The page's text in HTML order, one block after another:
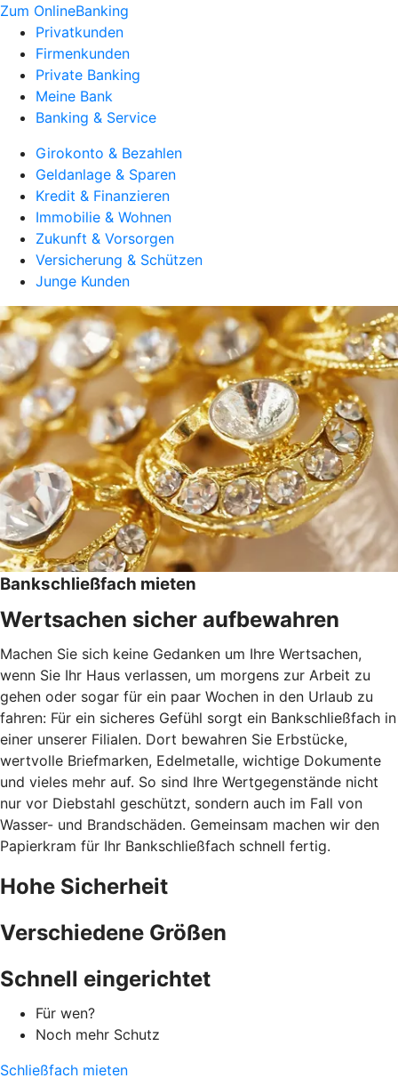
Zum OnlineBanking
Privatkunden
Firmenkunden
Private Banking
Meine Bank
Banking & Service
Girokonto & Bezahlen
Geldanlage & Sparen
Kredit & Finanzieren
Immobilie & Wohnen
Zukunft & Vorsorgen
Versicherung & Schützen
Junge Kunden
Bankschließfach mieten
Wertsachen sicher aufbewahren
Machen Sie sich keine Gedanken um Ihre Wertsachen,
wenn Sie Ihr Haus verlassen, um morgens zur Arbeit zu
gehen oder sogar für ein paar Wochen in den Urlaub zu
fahren: Für ein sicheres Gefühl sorgt ein Bankschließfach in
einer unserer Filialen. Dort bewahren Sie Erbstücke,
wertvolle Briefmarken, Edelmetalle, wichtige Dokumente
und vieles mehr auf. So sind Ihre Wertgegenstände nicht
nur vor Diebstahl geschützt, sondern auch im Fall von
Wasser- und Brandschäden. Gemeinsam machen wir den
Papierkram für Ihr Bankschließfach schnell fertig.
Hohe Sicherheit
Verschiedene Größen
Schnell eingerichtet
Für wen?
Noch mehr Schutz
Schließfach mieten